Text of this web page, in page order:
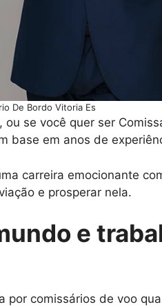
De Bordo Vitoria Es
, ou se você quer ser
base em anos de
carreira emocionante
e prosperar nela.
e
comissários de voo